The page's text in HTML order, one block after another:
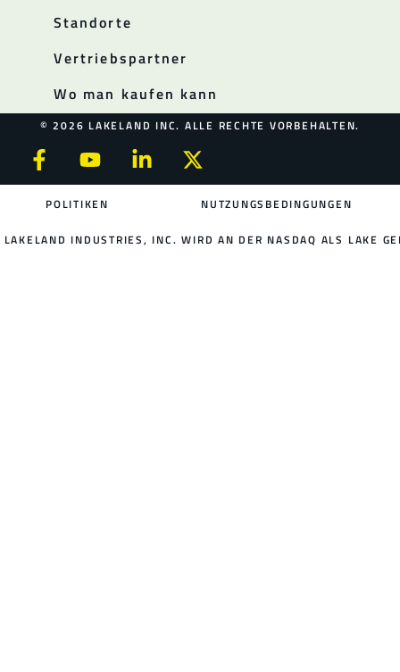
Standorte
Vertriebspartner
Wo man kaufen kann
© 2026 LAKELAND INC. ALLE RECHTE VORBEHALTEN.
POLITIKEN NUTZUNGSBEDINGUNGEN
LAKELAND INDUSTRIES, INC. WIRD AN DER NASDAQ ALS LAKE